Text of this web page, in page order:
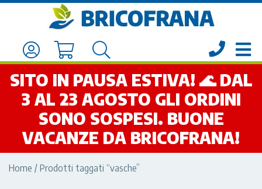
SITO IN PAUSA ESTIVA! 🌊 DAL
3 AL 23 AGOSTO GLI ORDINI
SONO SOSPESI. BUONE
VACANZE DA BRICOFRANA!
Home / Prodotti taggati “vasche”